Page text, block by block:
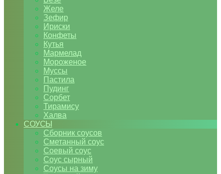
Желе
Зефир
Ириски
Конфеты
Кутья
Мармелад
Мороженое
Муссы
Пастила
Пудинг
Сорбет
Тирамису
Халва
СОУСЫ
Сборник соусов
Сметанный соус
Соевый соус
Соус сырный
Соусы на зиму